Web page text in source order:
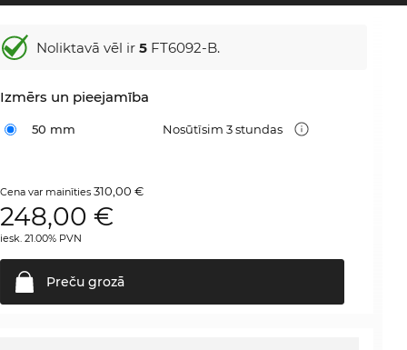
Noliktavā vēl ir5 FT6092-B.
Izmērs un pieejamība
50 mm Nosūtīsim 3 stundas
Cena var mainīties310,00 €
248,00 €
iesk. 21.00% PVN
Preču grozā